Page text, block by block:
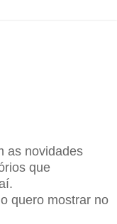
as novidades
que
quero mostrar no